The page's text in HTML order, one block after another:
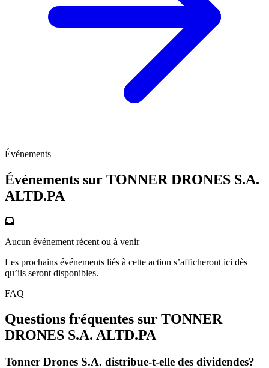
Événements
Événements sur TONNER DRONES S.A.
ALTD.PA
Aucun événement récent ou à venir
Les prochains événements liés à cette action s’afficheront ici dès
qu’ils seront disponibles.
FAQ
Questions fréquentes sur TONNER
DRONES S.A. ALTD.PA
Tonner Drones S.A. distribue-t-elle des dividendes?